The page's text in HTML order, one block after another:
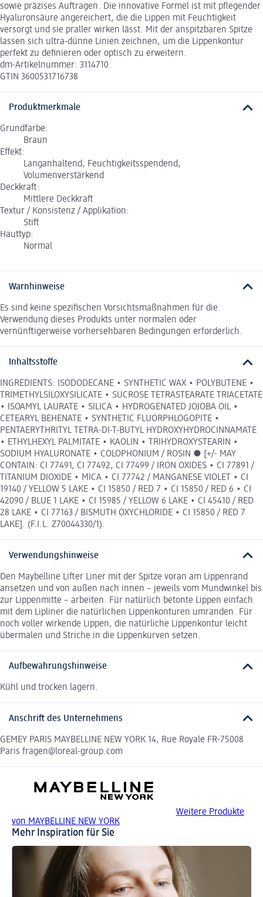
sowie präzises Auftragen. Die innovative Formel ist mit pflegender
Hyaluronsäure angereichert, die die Lippen mit Feuchtigkeit
versorgt und sie praller wirken lässt. Mit der anspitzbaren Spitze
lassen sich ultra-dünne Linien zeichnen, um die Lippenkontur
perfekt zu definieren oder optisch zu erweitern.
dm-Artikelnummer: 3114710
GTIN 3600531716738
Produktmerkmale
Grundfarbe:
Braun
Effekt:
Langanhaltend, Feuchtigkeitsspendend,
Volumenverstärkend
Deckkraft:
Mittlere Deckkraft
Textur / Konsistenz / Applikation:
Stift
Hauttyp:
Normal
Warnhinweise
Es sind keine spezifischen Vorsichtsmaßnahmen für die
Verwendung dieses Produkts unter normalen oder
vernünftigerweise vorhersehbaren Bedingungen erforderlich.
Inhaltsstoffe
INGREDIENTS: ISODODECANE • SYNTHETIC WAX • POLYBUTENE •
TRIMETHYLSILOXYSILICATE • SUCROSE TETRASTEARATE TRIACETATE
• ISOAMYL LAURATE • SILICA • HYDROGENATED JOJOBA OIL •
CETEARYL BEHENATE • SYNTHETIC FLUORPHLOGOPITE •
PENTAERYTHRITYL TETRA-DI-T-BUTYL HYDROXYHYDROCINNAMATE
• ETHYLHEXYL PALMITATE • KAOLIN • TRIHYDROXYSTEARIN •
SODIUM HYALURONATE • COLOPHONIUM / ROSIN ● [+/- MAY
CONTAIN: CI 77491, CI 77492, CI 77499 / IRON OXIDES • CI 77891 /
TITANIUM DIOXIDE • MICA • CI 77742 / MANGANESE VIOLET • CI
19140 / YELLOW 5 LAKE • CI 15850 / RED 7 • CI 15850 / RED 6 • CI
42090 / BLUE 1 LAKE • CI 15985 / YELLOW 6 LAKE • CI 45410 / RED
28 LAKE • CI 77163 / BISMUTH OXYCHLORIDE • CI 15850 / RED 7
LAKE]. (F.I.L. Z70044330/1).
Verwendungshinweise
Den Maybelline Lifter Liner mit der Spitze voran am Lippenrand
ansetzen und von außen nach innen – jeweils vom Mundwinkel bis
zur Lippenmitte – arbeiten. Für natürlich betonte Lippen einfach
mit dem Lipliner die natürlichen Lippenkonturen umranden. Für
noch voller wirkende Lippen, die natürliche Lippenkontur leicht
übermalen und Striche in die Lippenkurven setzen.
Aufbewahrungshinweise
Kühl und trocken lagern.
Anschrift des Unternehmens
GEMEY PARIS MAYBELLINE NEW YORK 14, Rue Royale FR-75008
Paris fragen@loreal-group.com
Weitere Produkte
von MAYBELLINE NEW YORK
Mehr Inspiration für Sie